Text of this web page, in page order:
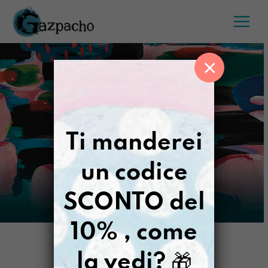
Salta
contenuto
Ti manderei
un codice
SCONTO del
10% , come
la vedi? 🎁
×